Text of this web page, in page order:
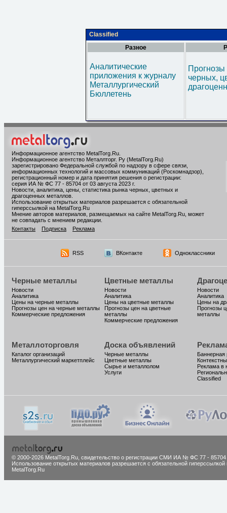
Classified
Разное
Аналитические
приложения к журналу
Металлургический
Бюллетень
черных,
Информационное агентство MetalTorg.Ru
Информационное агентство Металлторг. Ру (MetalTorg.Ru)
зарегистрировано Федеральной службой по надзору в сфере связи,
информационных технологий и массовых коммуникаций (Роскомнадзор),
регистрационный номер и дата принятия решения о регистрации:
серия ИА № ФС 77 - 85704 от 03 августа 2023 г.
Новости, аналитика, цены, статистика рынка черных, цветных и
драгоценных металлов.
Использование открытых материалов разрешается с обязательной
гиперссылкой на MetalTorg.Ru
Мнение авторов материалов, размещаемых на сайте MetalTorg.Ru, может
не совпадать с мнением редакции.
Контакты
Подписка Реклама
RSS ВКонтакте Одноклассники
Черные металлы
Новости
Аналитика
Цены на черные металлы
Прогнозы цен на черные металлы
Коммерческие предложения
Цветные металлы
Новости
Аналитика
Цены на цветные металлы
Прогнозы цен на цветные
металлы
Коммерческие предложения
Новости
Аналитика
Цены на
Прогнозы
металлы
Металлоторговля
Каталог организаций
Металлургический маркетплейс
Доска объявлений
Черные металлы
Цветные металлы
Сырье и металлолом
Услуги
Баннерная
Реклама в
Classified
© 2000-2026 MetalTorg.Ru, cвидетельство о регистрации СМИ ИА № ФС 77 - 85704
Использование открытых материалов разрешается с обязательной гиперссылкой
MetalTorg.Ru